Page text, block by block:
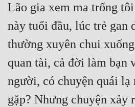
Lão gia xem ma trống tôi
này tuổi đầu, lúc trẻ gan
thường xuyên chui
quan tài, cả đời làm bạn
người, có chuyện quái lạ
gặp? Nhưng chuyện xảy